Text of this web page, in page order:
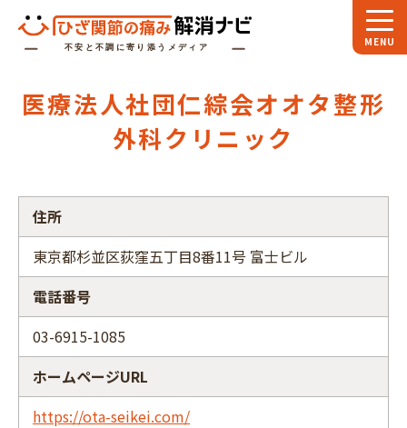
スペシャル対談
関節大全
医療法人社団仁綜会オオタ整形
外科クリニック
住所
東京都杉並区荻窪五丁目8番11号 富士ビル
電話番号
03-6915-1085
ホームページURL
https://ota-seikei.com/